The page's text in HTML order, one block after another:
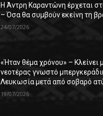
Η Άντρη Καραντώνη έρχεται
– Όσα θα συμβούν εκείνη τη
24/07/2026
«Ήταν θέμα χρόνου» – Κλείνει
νεοτέρας γνωστό
Λευκωσία μετά από σοβαρό
19/07/2026